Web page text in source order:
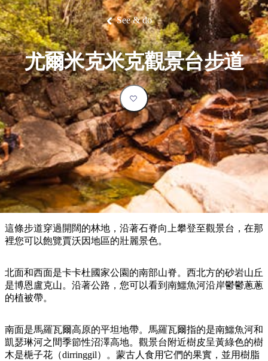
必
訪
景
點
最
受
歡
迎
目
的
地
內
陸
和
戶
外
按
探
索
群
島
姆
地
卡
溫
泉
池
國
家
公
園
大
理
石
保
護
區
馬
古
克
瀑
布
麥
克
唐
納
國
家
公
園
必
玩
活
動
體
驗
旅
客
類
型
推
薦
榜
單
釣
魚
旅
游
豪
華
野
營
自
駕
遊
劃
您
旅
行
規
劃
和
預
訂
實
用
資
訊
劃
工
See & do
尤爾米克米克觀景台步道
這條步道穿過開闊的林地，沿著石脊向上攀登至觀景台，在那
裡您可以飽覽賈沃因地區的壯麗景色。
北面和西面是卡卡杜國家公園的南部山脊。西北方的砂岩山丘
是博恩盧克山。沿著公路，您可以看到南鱷魚河沿岸鬱鬱蔥蔥
的植被帶。
南面是馬羅瓦爾高原的平坦地帶。馬羅瓦爾指的是南鱷魚河和
凱瑟琳河之間季節性沼澤高地。觀景台附近樹皮呈黃綠色的樹
木是梔子花（dirringgil）。蒙古人食用它們的果實，並用樹脂